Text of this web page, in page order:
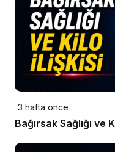
3 hafta önce
Bağırsak Sağlığı ve